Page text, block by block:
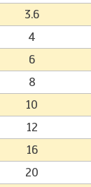
3.6
4
6
8
10
12
16
20